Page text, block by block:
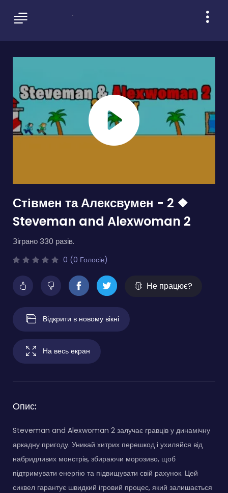
Стівмен та Алексвумен - 2 ❖
Steveman and Alexwoman 2
Зіграно 330 разів.
0 (0 Голосів)
Не працює?
Відкрити в новому вікні
На весь екран
Опис:
Steveman and Alexwoman 2 залучає гравців у динамічну
аркадну пригоду. Уникай хитрих перешкод і ухиляйся від
набридливих монстрів, збираючи морозиво, щоб
підтримувати енергію та підвищувати свій рахунок. Цей
сиквел гарантує швидкий ігровий процес, який залишається